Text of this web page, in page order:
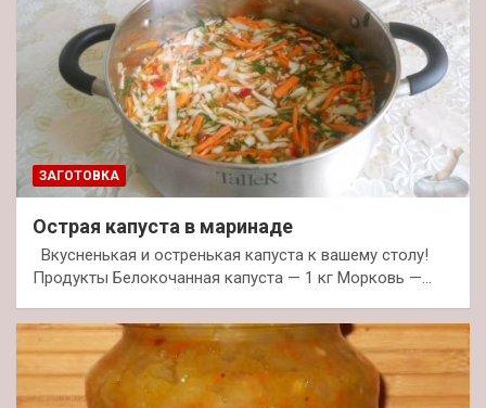
ЗАГОТОВКА
Острая капуста в маринаде
Вкусненькая и остренькая капуста к вашему столу!
Продукты Белокочанная капуста — 1 кг Морковь —…